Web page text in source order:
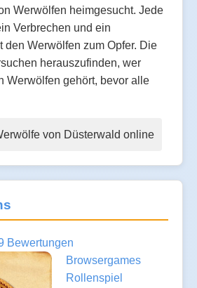
Werwölfen heimgesucht. Jede
Verbrechen und ein
den Werwölfen zum Opfer. Die
herauszufinden, wer
Werwölfen gehört, bevor alle
von Düsterwald online
Bewertungen
Browsergames
Rollenspiel